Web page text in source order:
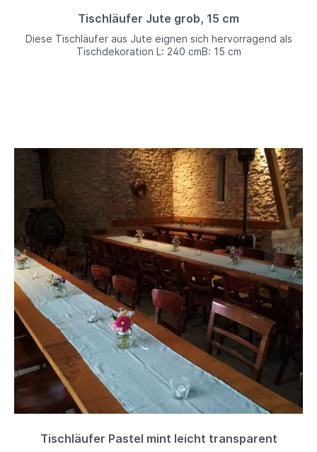
Tischläufer Jute grob, 15 cm
Diese Tischläufer aus Jute eignen sich hervorragend als
Tischdekoration L: 240 cmB: 15 cm
Tischläufer Pastel mint leicht transparent